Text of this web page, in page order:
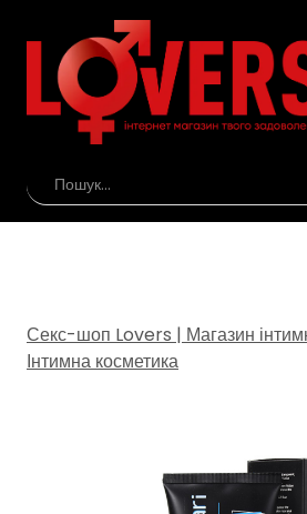
Секс-шоп Lovers | Магазин
Інтимна косметика